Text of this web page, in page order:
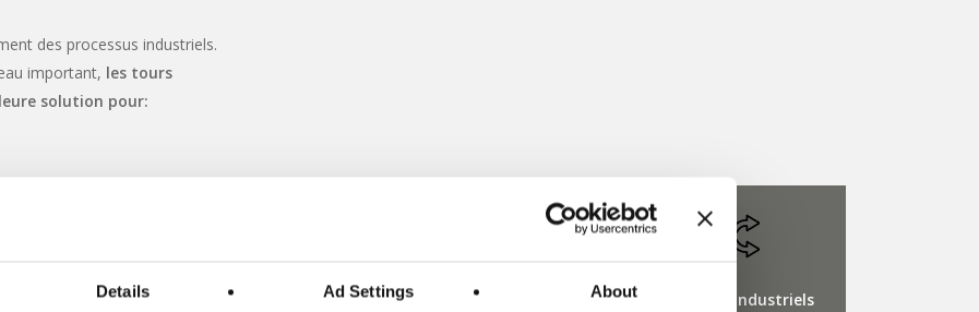
Details Ad Settings About
des processus industriels.
important, les tours
solution pour:
Usines chimiques et
Plantes alimentaires
Systèmes industriels